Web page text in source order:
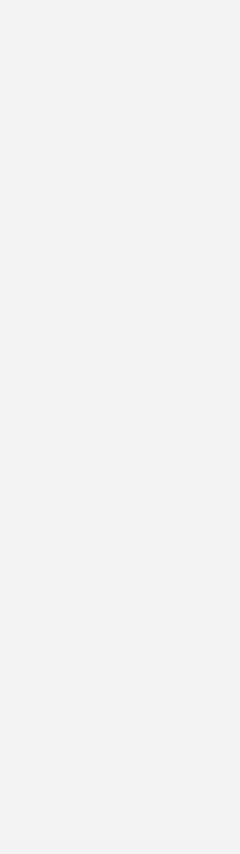
Wir haben die nächsten
wo ich für unsere
bei einem anderen
beim
eine Vielfalt der Arbeit.
aber auch eine
heißt nicht pauschal „viel
Aufgaben als „Teil des
Ganz wichtig sind
letztlich zwei
kann wirklich den
in der letzten Zeit
Diese Motivation
mit Kandidaten über ihr
Faktor.
sondern muss oder
die Wertschöpfung des
als New Work bezeichnen
tragen, wollen